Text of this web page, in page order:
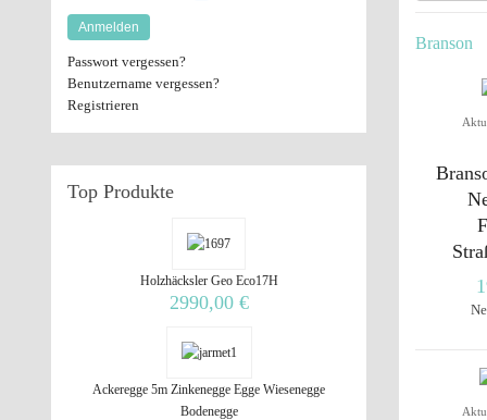
Branson
Anmelden
Passwort vergessen?
Benutzername vergessen?
Registrieren
Top Produkte
Holzhäcksler Geo Eco17H
2990,00 €
Ackeregge 5m Zinkenegge Egge Wiesenegge
Bodenegge